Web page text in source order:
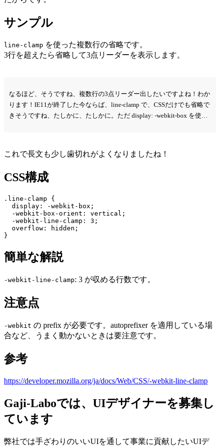
サンプル
line-clamp を使った複数行の省略です。
3行を超えたら省略して3点リーダーを表示します。
なるほど、そうですね、複数行の3点リーダー出したいですよね！わか
ります！IE11が終了した今ならば、line-clamp で、CSSだけでも省略で
きそうですね、たしかに、たしかに。ただ display: -webkit-box を使う
てですね？デザイン上の必要性も理解してますよ？使用例が増えてく
れば安心して使えるようになると思うんですが、それまでは、なんと
なく怖いですよね？そのなんというか、
これで長文も少し歯切れがよくなりましたね！
CSS構成
.line-clamp {
  display: -webkit-box;
  -webkit-box-orient: vertical;
  -webkit-line-clamp: 3;
  overflow: hidden;
}
簡単な解説
-webkit-line-clamp: 3 が収める行数です。
注意点
-webkit の prefix が必要です。autoprefixer を適用している場
合など、うまく動かないときは要注意です。
参考
https://developer.mozilla.org/ja/docs/Web/CSS/-webkit-line-clamp
Gaji-Laboでは、UIデザイナーを募集し
ています
弊社では手ざわりのいいUIを通して事業に貢献したいUIデ